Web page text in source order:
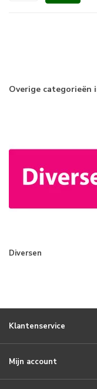
Overige categorieën
Diversen
Klantenservice
Mijn account